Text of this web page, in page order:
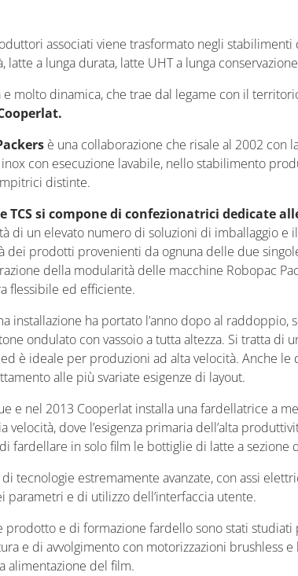
associati viene trasformato negli
latte a lunga durata, latte UHT a lunga
e molto dinamica, che trae dal legame con il
è una collaborazione che risale al 2002 con
con esecuzione lavabile, nello stabilimento
distinte.
TCS si compone di confezionatrici dedicate
di un elevato numero di soluzioni di imballaggio
dei prodotti provenienti da ognuna delle due
della modularità delle macchine Robopac
flessibile ed efficiente.
installazione ha portato l’anno dopo al
ondulato con vassoio a tutta altezza. Si tratta
è ideale per produzioni ad alta velocità. Anche
alle più svariate esigenze di layout.
e nel 2013 Cooperlat installa una fardellatrice a
dove l’esigenza primaria dell’alta
fardellare in solo film le bottiglie di latte a
di tecnologie estremamente avanzate, con assi
parametri e di utilizzo dell’interfaccia utente.
prodotto e di formazione fardello sono stati
e di avvolgimento con motorizzazioni
alimentazione del film.